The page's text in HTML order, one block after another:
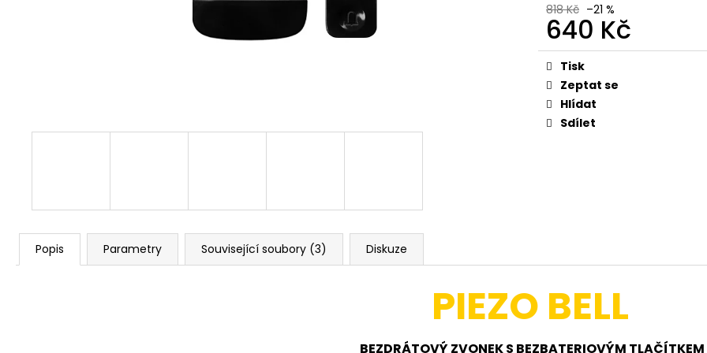
818 Kč –21 %
640 Kč
Měrná
cena:
Tisk
Zeptat se
Hlídat
Sdílet
Popis Parametry Související soubory (3) Diskuze
PIEZO BELL
BEZDRÁTOVÝ ZVONEK S BEZBATERIOVÝM TLAČÍTKEM
565 Kč
Původně:
IP54, ČERNÁ
520 Kč
Původně:662